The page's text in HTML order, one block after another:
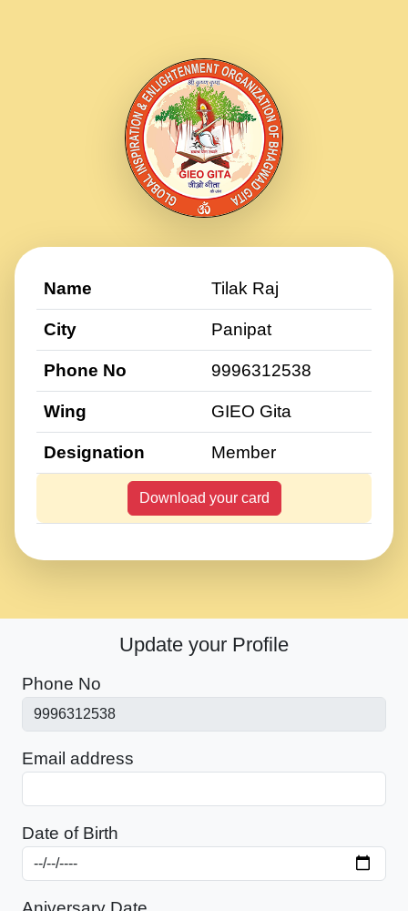
Name Tilak Raj
City Panipat
Phone No 9996312538
Wing GIEO Gita
Designation Member
Download your card
Update your Profile
Phone No
Email address
Date of Birth